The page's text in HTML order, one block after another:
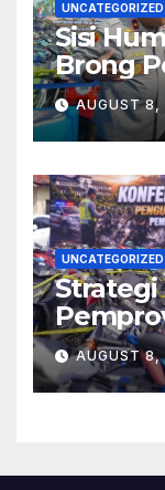
UNCATEGORIZED
Sisi
Brong
Knalpot
AUGUST
UNCATEGORIZED
Strategi
AUGUST